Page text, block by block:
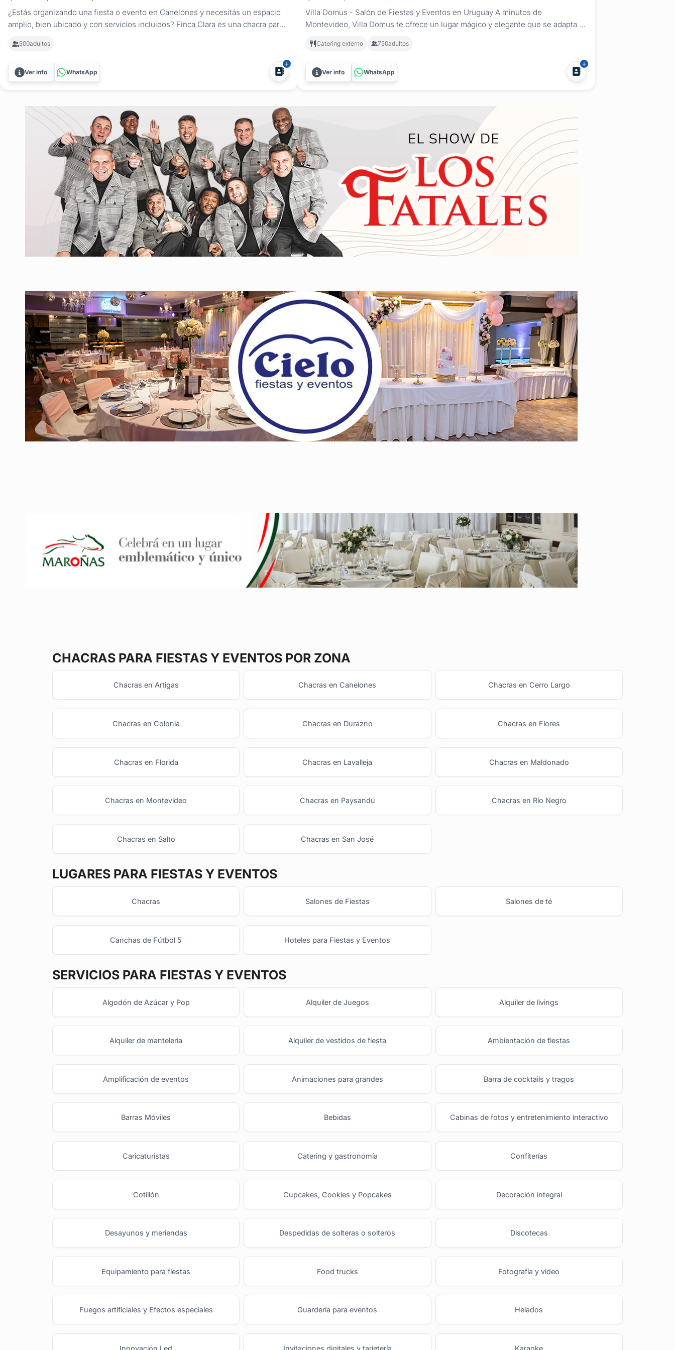
¿Estás organizando una fiesta o evento en Canelones y necesitás un espacio
amplio, bien ubicado y con servicios incluidos? Finca Clara es una chacra para
a minutos de Montevideo. Con más de 3000 m² de jardines, la...
500adultos
Ver info WhatsApp
Villa Domus - Salón de Fiestas y Eventos en Uruguay A minutos de
Montevideo, Villa Domus te ofrece un lugar mágico y elegante que se adapta a
servicio. Las instalaciones cuentan con: Patio estilo romano, techado, con...
Catering externo 750adultos
Ver info WhatsApp
CHACRAS PARA FIESTAS Y EVENTOS POR ZONA
Chacras en Artigas Chacras en Canelones Chacras en Cerro Largo
Chacras en Colonia Chacras en Durazno Chacras en Flores
Chacras en Florida Chacras en Lavalleja Chacras en Maldonado
Chacras en Montevideo Chacras en Paysandú Chacras en Río Negro
Chacras en Salto Chacras en San José
LUGARES PARA FIESTAS Y EVENTOS
Chacras Salones de Fiestas Salones de té
Canchas de Fútbol 5 Hoteles para Fiestas y Eventos
SERVICIOS PARA FIESTAS Y EVENTOS
Algodón de Azúcar y Pop Alquiler de Juegos Alquiler de livings
Alquiler de manteleria Alquiler de vestidos de fiesta Ambientación de fiestas
Amplificación de eventos Animaciones para grandes Barra de cocktails y tragos
Barras Móviles Bebidas Cabinas de fotos y entretenimiento interactivo
Caricaturistas Catering y gastronomía Confiterías
Cotillón Cupcakes, Cookies y Popcakes Decoración integral
Desayunos y meriendas Despedidas de solteras o solteros Discotecas
Equipamiento para fiestas Food trucks Fotografía y video
Fuegos artificiales y Efectos especiales Guardería para eventos Helados
Innovación Led Invitaciones digitales y tarjetería Karaoke